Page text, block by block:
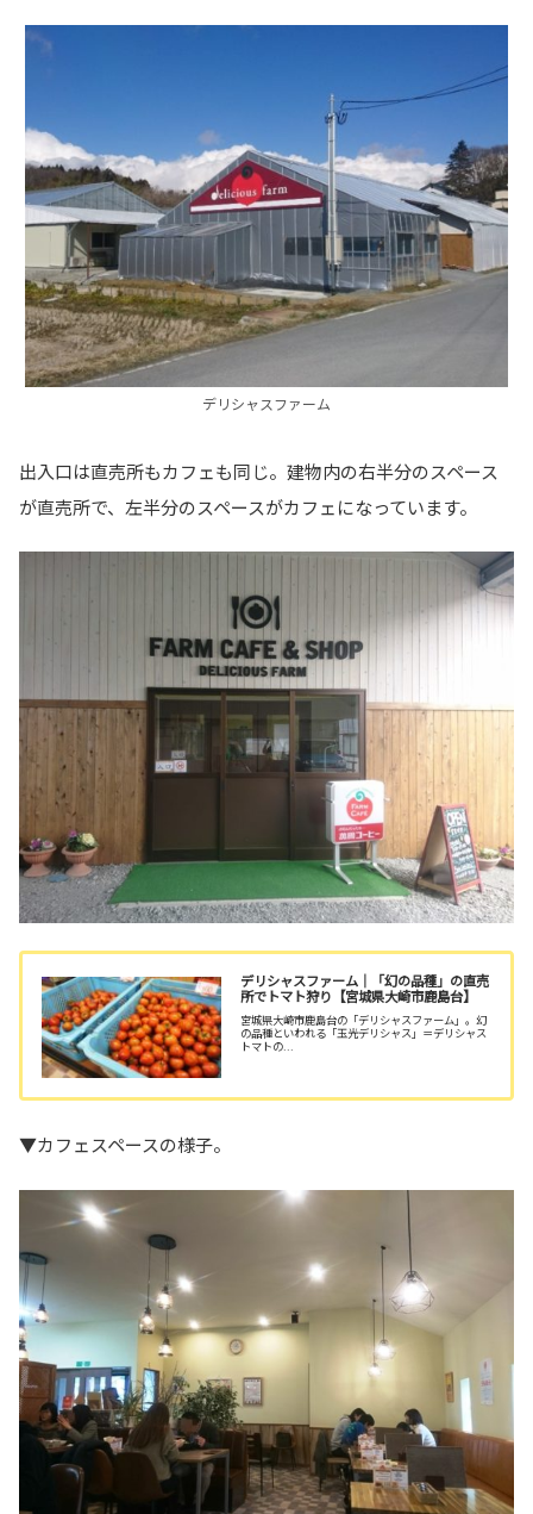
デリシャスファーム
出入口は直売所もカフェも同じ。建物内の右半分のスペース
が直売所で、左半分のスペースがカフェになっています。
デリシャスファーム｜「幻の品種」の直売
所でトマト狩り【宮城県大崎市鹿島台】
宮城県大崎市鹿島台の「デリシャスファーム」。幻
の品種といわれる「玉光デリシャス」＝デリシャス
トマトの...
▼カフェスペースの様子。